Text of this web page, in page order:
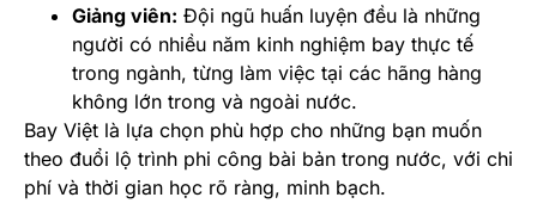
Giảng viên: Đội ngũ huấn luyện đều là những
người có nhiều năm kinh nghiệm bay thực tế
trong ngành, từng làm việc tại các hãng hàng
không lớn trong và ngoài nước.
Bay Việt là lựa chọn phù hợp cho những bạn muốn
theo đuổi lộ trình phi công bài bản trong nước, với chi
phí và thời gian học rõ ràng, minh bạch.